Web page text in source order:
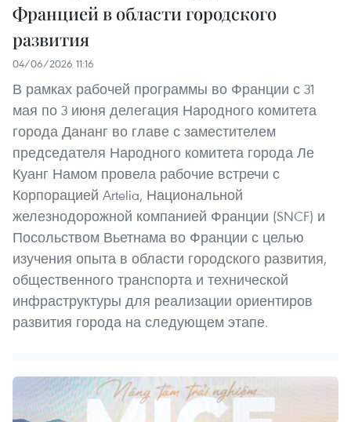
Францией в области городского
развития
04/06/2026 11:16
В рамках рабочей программы во Франции с 31
мая по 3 июня делегация Народного комитета
города Дананг во главе с заместителем
председателя Народного комитета города Ле
Куанг Намом провела рабочие встречи с
Корпорацией Artelia, Национальной
железнодорожной компанией Франции (SNCF) и
Посольством Вьетнама во Франции с целью
изучения опыта в области городского развития,
общественного транспорта и технической
инфраструктуры для реализации ориентиров
развития города на следующем этапе.